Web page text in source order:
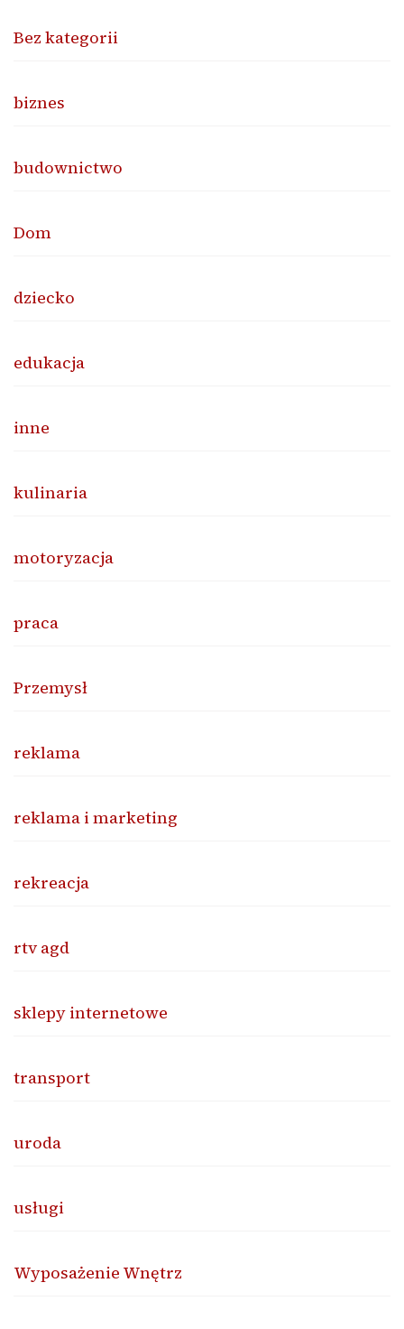
Bez kategorii
biznes
budownictwo
Dom
dziecko
edukacja
inne
kulinaria
motoryzacja
praca
Przemysł
reklama
reklama i marketing
rekreacja
rtv agd
sklepy internetowe
transport
uroda
usługi
Wyposażenie Wnętrz